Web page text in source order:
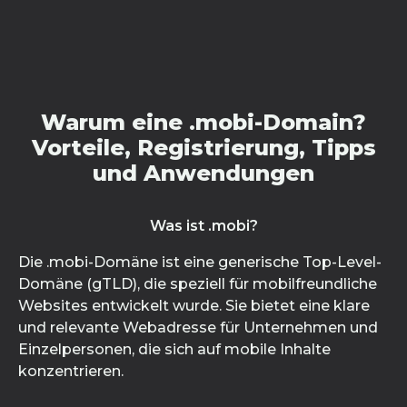
Warum eine .mobi-Domain?
Vorteile, Registrierung, Tipps
und Anwendungen
Was ist .mobi?
Die .mobi-Domäne ist eine generische Top-Level-
Domäne (gTLD), die speziell für mobilfreundliche
Websites entwickelt wurde. Sie bietet eine klare
und relevante Webadresse für Unternehmen und
Einzelpersonen, die sich auf mobile Inhalte
konzentrieren.